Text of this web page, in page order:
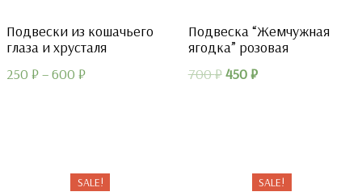
Подвески из кошачьего
глаза и хрусталя
250 ₽–600 ₽
Подвеска “Жемчужная
ягодка” розовая
700₽Первоначальная
450₽Текущая
SALE! SALE!